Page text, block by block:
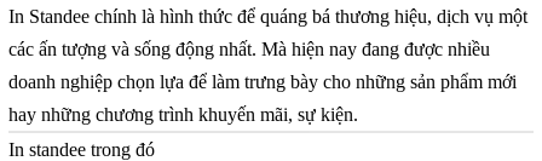
In Standee chính là hình thức để quáng bá thương hiệu, dịch vụ một
các ấn tượng và sống động nhất. Mà hiện nay đang được nhiều
doanh nghiệp chọn lựa để làm trưng bày cho những sản phẩm mới
hay những chương trình khuyến mãi, sự kiện.
In standee trong đó